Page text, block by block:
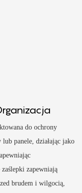
do ochrony
panele, działając jako
zapewniają
brudem i wilgocią,